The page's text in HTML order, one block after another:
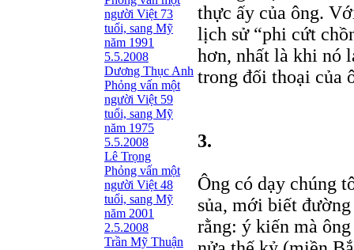
người Việt 73
tuổi, sang Mỹ
năm 1991
5.5.2008
Dương Thục Anh
Phỏng vấn một
người Việt 59
tuổi, sang Mỹ
năm 1975
5.5.2008
Lê Trọng
Phỏng vấn một
người Việt 48
tuổi, sang Mỹ
năm 2001
2.5.2008
Trần Mỹ Thuận
thực ấy của ông.
lịch sử “phi cứt
hơn, nhất là khi nó
trong đối thoại của
3.
Ông có dạy chúng
sủa, mới biết
rằng: ý kiến mà